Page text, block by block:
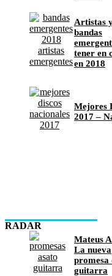
Artistas
bandas
tener en
en 2018
Mejores
2017 –
RADAR
Mateus
La nueva
promesa
guitarra